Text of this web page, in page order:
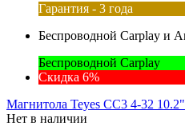
Гарантия - 3 года
Беспроводной Carplay и
Беспроводной Carplay
Скидка 6%
Магнитола Teyes CC3 4-32 10.2"
Нет в наличии